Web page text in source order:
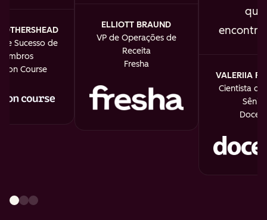
Sucesso de
on Course
ELLIOTT BRAUND
VP de Operações de
Receita
Fresha
que
VALERIIA
Cientista de
Sênior